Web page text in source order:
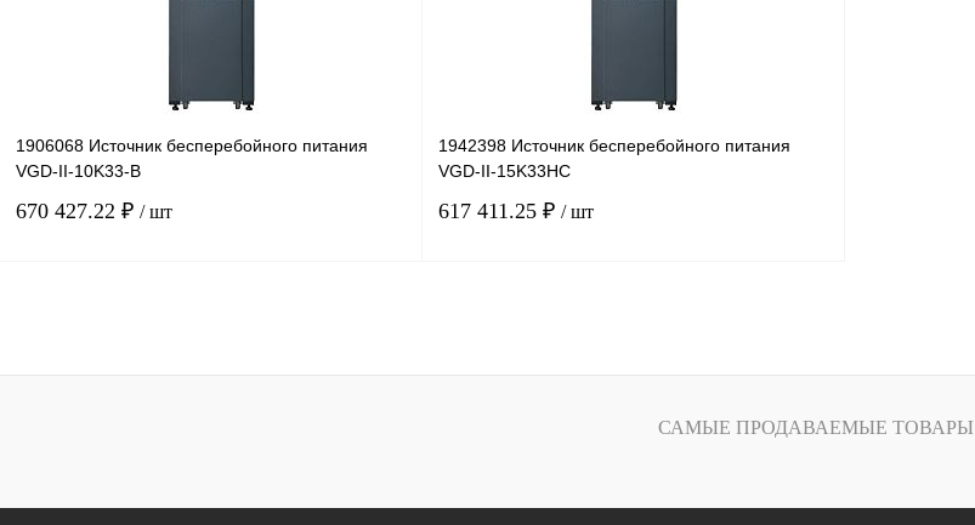
1906068 Источник бесперебойного питания
VGD-II-10K33-B
670 427.22 ₽ / шт
Купить в 1 клик Сравнение
1942398 Источник бесперебойного питания
VGD-II-15K33HС
617 411.25 ₽ / шт
Купить в 1 клик Сравнение
САМЫЕ ПРОДАВАЕМЫЕ ТОВАРЫ